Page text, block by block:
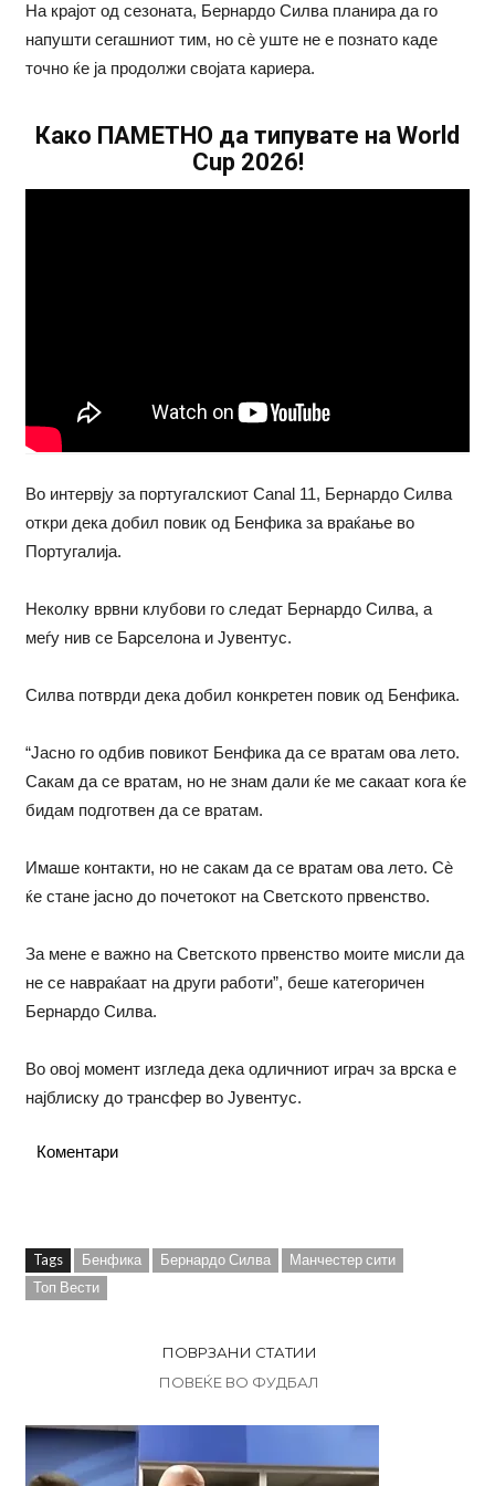
На крајот од сезоната, Бернардо Силва планира да го
напушти сегашниот тим, но сѐ уште не е познато каде
точно ќе ја продолжи својата кариера.
Како ПАМЕТНО да типувате на World
Cup 2026!
Во интервју за португалскиот Canal 11, Бернардо Силва
откри дека добил повик од Бенфика за враќање во
Португалија.
Неколку врвни клубови го следат Бернардо Силва, а
меѓу нив се Барселона и Јувентус.
Силва потврди дека добил конкретен повик од Бенфика.
“Јасно го одбив повикот Бенфика да се вратам ова лето.
Сакам да се вратам, но не знам дали ќе ме сакаат кога ќе
бидам подготвен да се вратам.
Имаше контакти, но не сакам да се вратам ова лето. Сѐ
ќе стане јасно до почетокот на Светското првенство.
За мене е важно на Светското првенство моите мисли да
не се навраќаат на други работи”, беше категоричен
Бернардо Силва.
Во овој момент изгледа дека одличниот играч за врска е
најблиску до трансфер во Јувентус.
Коментари
Tags Бенфика Бернардо Силва
Манчестер сити
Топ Вести
ПОВРЗАНИ СТАТИИ
ПОВЕЌЕ ВО ФУДБАЛ